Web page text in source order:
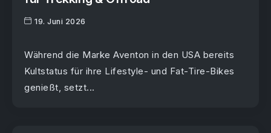
19. Juni 2026
Während die Marke Aventon in den USA bereits
Kultstatus für ihre Lifestyle- und Fat-Tire-Bikes
genießt, setzt...